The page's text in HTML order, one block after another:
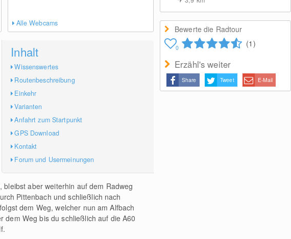
Bewerte die Radtour
0 (1)
Erzähl's weiter
Share Tweet E-Mail
Alle Webcams
Inhalt
Wissenswertes
Routenbeschreibung
Einkehr
Varianten
Anfahrt zum Startpunkt
GPS Download
Kontakt
Forum und Usermeinungen
aber weiterhin auf dem Radweg
Pittenbach und schließlich nach
dem Weg, welcher nun am Alfbach
dem Weg bis du schließlich auf die A60